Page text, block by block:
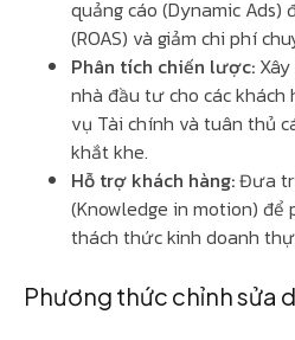
quảng cáo (Dynamic
(ROAS) và giảm chi phí
Phân tích chiến lược:
nhà đầu tư cho các
vụ Tài chính và tuân thủ
khắt khe.
Hỗ trợ khách hàng:Đưa
(Knowledge in motion)
thách thức kinh doanh
Phương thức chỉnh sửa